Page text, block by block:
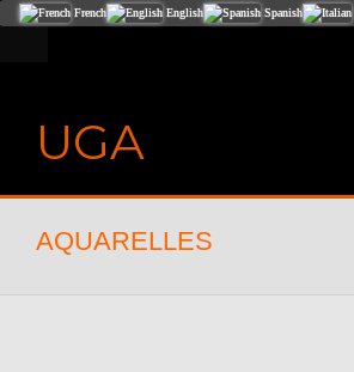
French English Spanish
UGA
AQUARELLES